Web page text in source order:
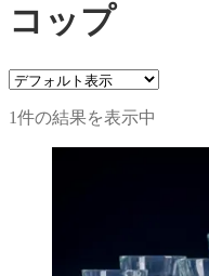
コップ
1件の結果を表示中